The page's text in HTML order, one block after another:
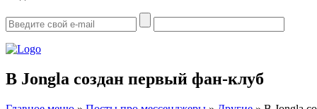
В Jongla создан первый фан-клуб